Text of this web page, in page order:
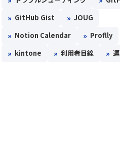
» GitHub Gist » JOUG
» Notion Calendar » Proflly
» kintone » 利用者目線 »